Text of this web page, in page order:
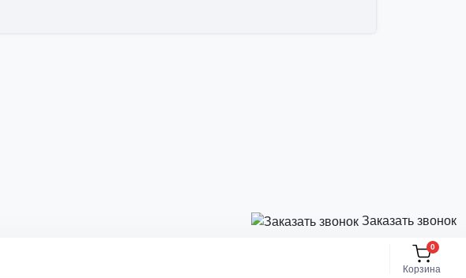
Заказать звонок
Корзина
0